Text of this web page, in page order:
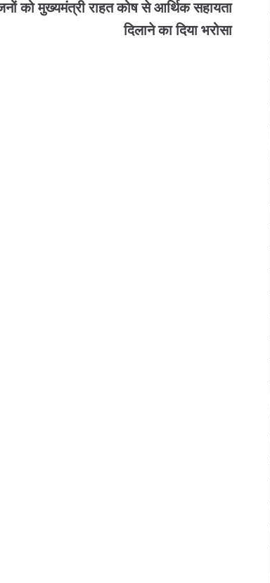
को मुख्यमंत्री राहत कोष से आर्थिक सहायता
दिलाने का दिया भरोसा